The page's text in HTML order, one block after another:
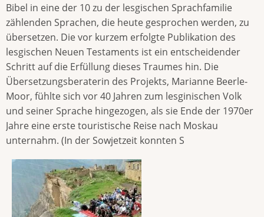
Bibel in eine der 10 zu der lesgischen Sprachfamilie
zählenden Sprachen, die heute gesprochen werden, zu
übersetzen. Die vor kurzem erfolgte Publikation des
lesgischen Neuen Testaments ist ein entscheidender
Schritt auf die Erfüllung dieses Traumes hin. Die
Übersetzungsberaterin des Projekts, Marianne Beerle-
Moor, fühlte sich vor 40 Jahren zum lesginischen Volk
und seiner Sprache hingezogen, als sie Ende der 1970er
Jahre eine erste touristische Reise nach Moskau
unternahm. (In der Sowjetzeit konnten S